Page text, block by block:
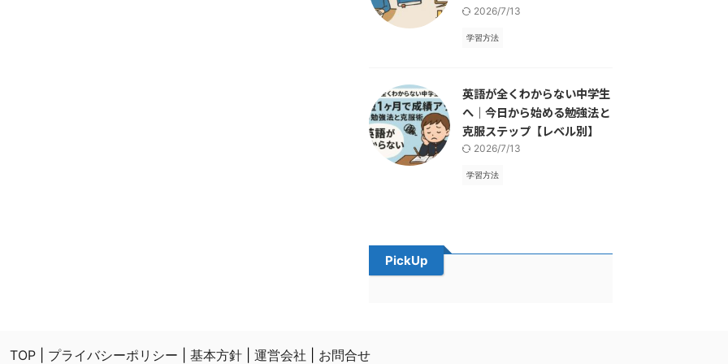
2026/7/13
学習方法
英語が全くわからない中学生
へ｜今日から始める勉強法と
克服ステップ【レベル別】
2026/7/13
学習方法
PickUp
TOP プライバシーポリシー 基本方針 運営会社 お問合せ